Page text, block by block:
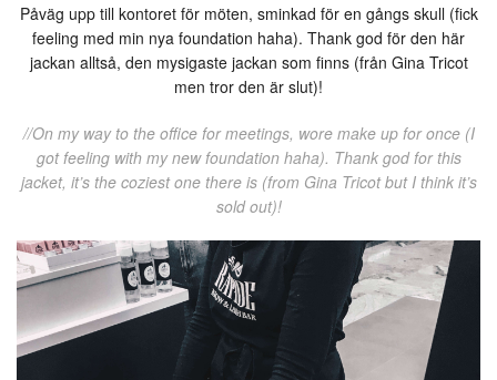
Påväg upp till kontoret för möten, sminkad för en gångs skull (fick
feeling med min nya foundation haha). Thank god för den här
jackan alltså, den mysigaste jackan som finns (från Gina Tricot
men tror den är slut)!
//On my way to the office for meetings, wore make up for once (I
got feeling with my new foundation haha). Thank god for this
jacket, it’s the coziest one there is (from Gina Tricot but I think it’s
sold out)!